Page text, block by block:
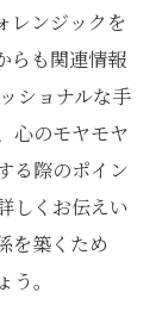
レンジックを
らも関連情報
ショナルな手
心のモヤモヤ
る際のポイン
しくお伝えい
を築くため
。